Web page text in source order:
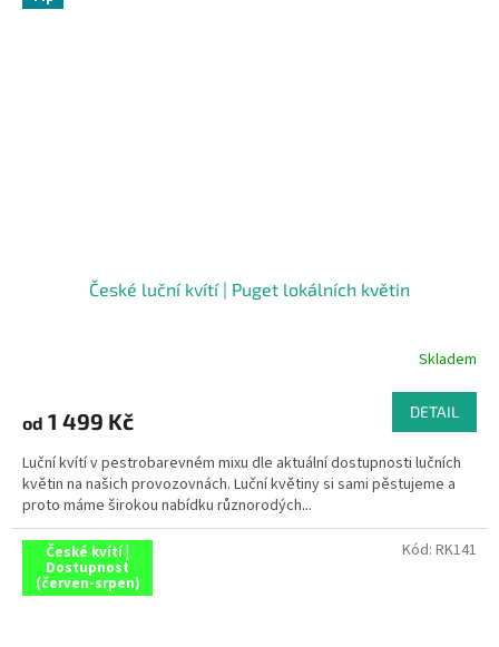
České luční kvítí | Puget lokálních květin
Skladem
od 1 499 Kč DETAIL
Luční kvítí v pestrobarevném mixu dle aktuální dostupnosti lučních
květin na našich provozovnách. Luční květiny si sami pěstujeme a
proto máme širokou nabídku různorodých...
České kvítí |
Dostupnost
(červen-srpen)
Kód: RK141